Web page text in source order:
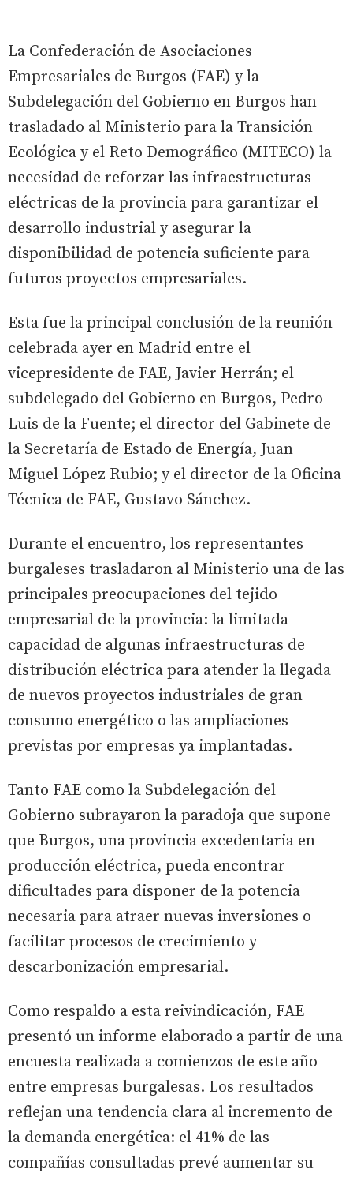
La Confederación de Asociaciones
Empresariales de Burgos (FAE) y la
Subdelegación del Gobierno en Burgos han
trasladado al Ministerio para la Transición
Ecológica y el Reto Demográfico (MITECO) la
necesidad de reforzar las infraestructuras
eléctricas de la provincia para garantizar el
desarrollo industrial y asegurar la
disponibilidad de potencia suficiente para
futuros proyectos empresariales.
Esta fue la principal conclusión de la reunión
celebrada ayer en Madrid entre el
vicepresidente de FAE, Javier Herrán; el
subdelegado del Gobierno en Burgos, Pedro
Luis de la Fuente; el director del Gabinete de
la Secretaría de Estado de Energía, Juan
Miguel López Rubio; y el director de la Oficina
Técnica de FAE, Gustavo Sánchez.
Durante el encuentro, los representantes
burgaleses trasladaron al Ministerio una de las
principales preocupaciones del tejido
empresarial de la provincia: la limitada
capacidad de algunas infraestructuras de
distribución eléctrica para atender la llegada
de nuevos proyectos industriales de gran
consumo energético o las ampliaciones
previstas por empresas ya implantadas.
Tanto FAE como la Subdelegación del
Gobierno subrayaron la paradoja que supone
que Burgos, una provincia excedentaria en
producción eléctrica, pueda encontrar
dificultades para disponer de la potencia
necesaria para atraer nuevas inversiones o
facilitar procesos de crecimiento y
descarbonización empresarial.
Como respaldo a esta reivindicación, FAE
presentó un informe elaborado a partir de una
encuesta realizada a comienzos de este año
entre empresas burgalesas. Los resultados
reflejan una tendencia clara al incremento de
la demanda energética: el 41% de las
compañías consultadas prevé aumentar su